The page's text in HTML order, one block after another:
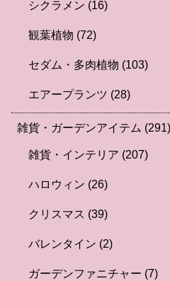
シクラメン (16)
観葉植物 (72)
セダム・多肉植物 (103)
エアープランツ (28)
雑貨・ガーデンアイテム (291)
雑貨・インテリア (207)
ハロウィン (26)
クリスマス (39)
バレンタイン (2)
ガーデンファニチャー (7)